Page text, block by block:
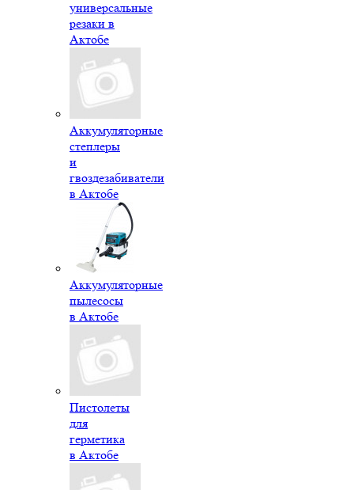
универсальные
резаки в
Актобе
Аккумуляторные
степлеры
и
гвоздезабиватели
в Актобе
Аккумуляторные
пылесосы
в Актобе
Пистолеты
для
герметика
в Актобе